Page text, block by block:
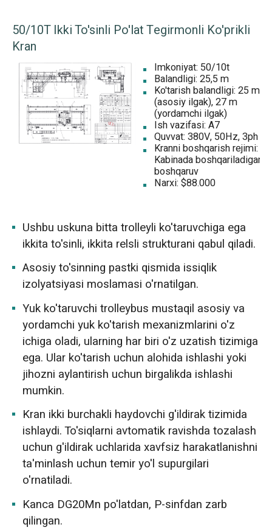
50/10T Ikki To'sinli Po'lat Tegirmonli Ko'prikli
Kran
Imkoniyat: 50/10t
Balandligi: 25,5 m
Ko'tarish balandligi: 25 m
(asosiy ilgak), 27 m
(yordamchi ilgak)
Ish vazifasi: A7
Quvvat: 380V, 50Hz, 3ph
Kranni boshqarish rejimi:
Kabinada boshqariladigan
boshqaruv
Narxi: $88.000
Ushbu uskuna bitta trolleyli ko'taruvchiga ega
ikkita to'sinli, ikkita relsli strukturani qabul qiladi.
Asosiy to'sinning pastki qismida issiqlik
izolyatsiyasi moslamasi o'rnatilgan.
Yuk ko'taruvchi trolleybus mustaqil asosiy va
yordamchi yuk ko'tarish mexanizmlarini o'z
ichiga oladi, ularning har biri o'z uzatish tizimiga
ega. Ular ko'tarish uchun alohida ishlashi yoki
jihozni aylantirish uchun birgalikda ishlashi
mumkin.
Kran ikki burchakli haydovchi g'ildirak tizimida
ishlaydi. To'siqlarni avtomatik ravishda tozalash
uchun g'ildirak uchlarida xavfsiz harakatlanishni
ta'minlash uchun temir yo'l supurgilari
o'rnatiladi.
Kanca DG20Mn po'latdan, P-sinfdan zarb
qilingan.